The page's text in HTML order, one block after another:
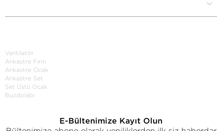
Vantilatör
Ankastre Fırın
Ankastre Ocak
Ankastre Set
Set Üstü Ocak
Buzdolabı
E-Bültenimize Kayıt Olun